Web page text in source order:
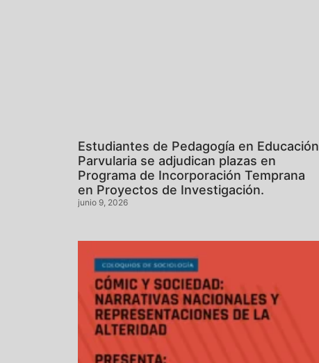
Estudiantes de Pedagogía en Educación
Parvularia se adjudican plazas en
Programa de Incorporación Temprana
en Proyectos de Investigación.
junio 9, 2026